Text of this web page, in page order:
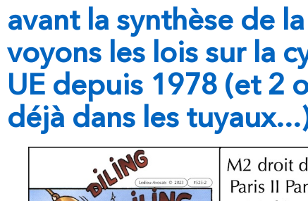
avant la synthèse de
voyons les lois sur la
UE depuis 1978 (et 2
déjà dans les